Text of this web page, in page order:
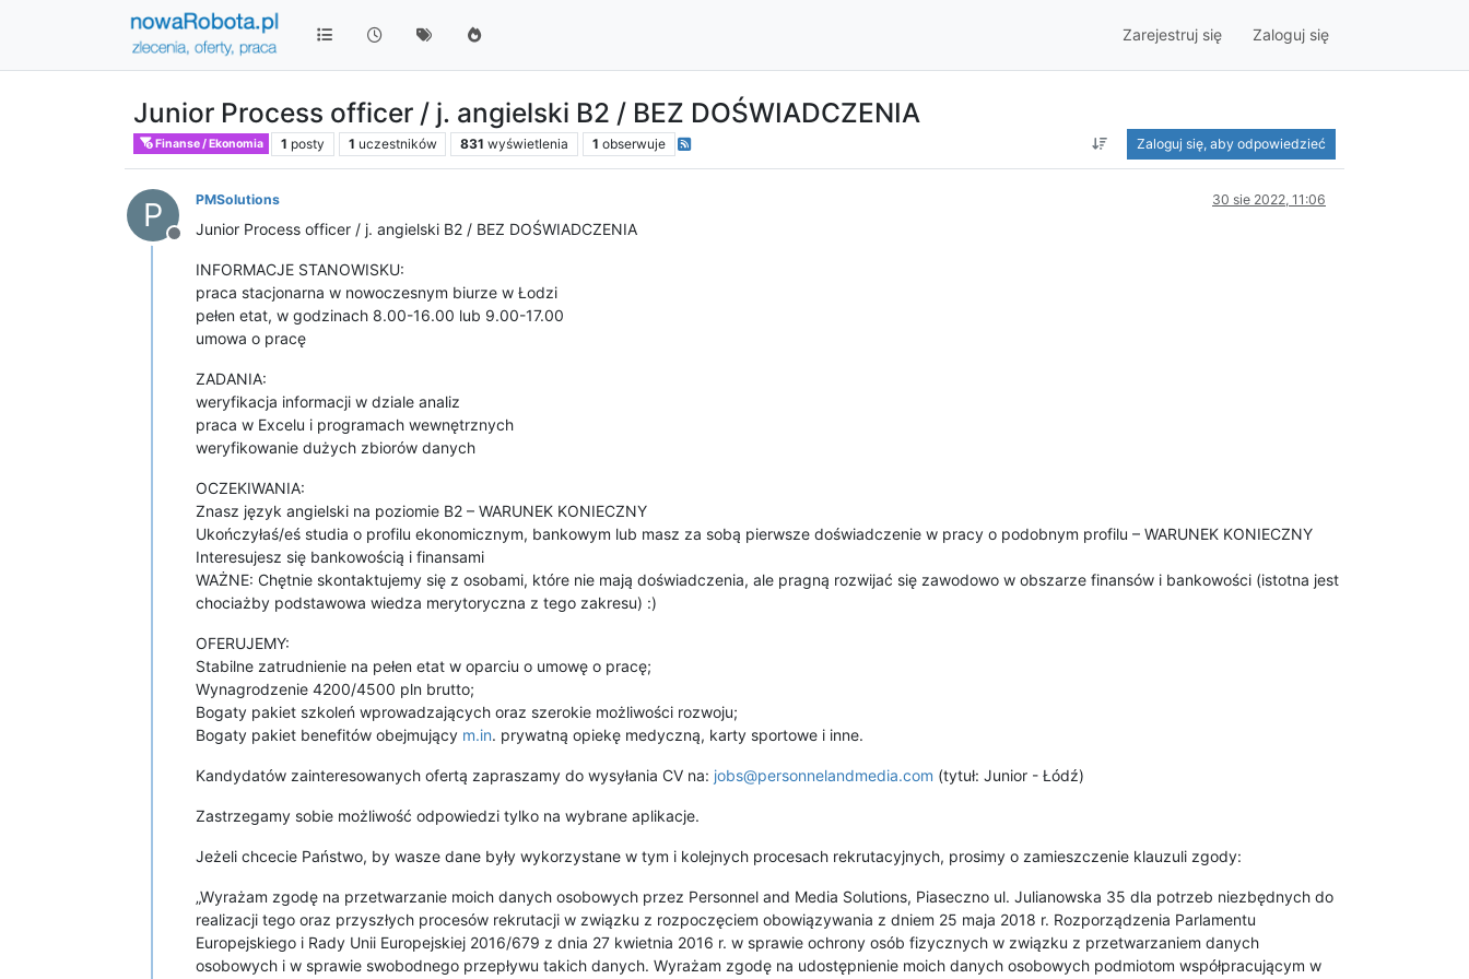
Zarejestruj się Zaloguj się
Junior Process officer / j. angielski B2 / BEZ DOŚWIADCZENIA
Finanse / Ekonomia 1 posty 1 uczestników 831 wyświetlenia 1 obserwuje Zaloguj się, aby odpowiedzieć
P
Niedostępny
PMSolutions 30 sie 2022, 11:06
Junior Process officer / j. angielski B2 / BEZ DOŚWIADCZENIA
INFORMACJE STANOWISKU:
praca stacjonarna w nowoczesnym biurze w Łodzi
pełen etat, w godzinach 8.00-16.00 lub 9.00-17.00
umowa o pracę
ZADANIA:
weryfikacja informacji w dziale analiz
praca w Excelu i programach wewnętrznych
weryfikowanie dużych zbiorów danych
OCZEKIWANIA:
Znasz język angielski na poziomie B2 – WARUNEK KONIECZNY
Ukończyłaś/eś studia o profilu ekonomicznym, bankowym lub masz za sobą pierwsze doświadczenie w pracy o podobnym profilu – WARUNEK KONIECZNY
Interesujesz się bankowością i finansami
WAŻNE: Chętnie skontaktujemy się z osobami, które nie mają doświadczenia, ale pragną rozwijać się zawodowo w obszarze finansów i bankowości (istotna jest
chociażby podstawowa wiedza merytoryczna z tego zakresu) :)
OFERUJEMY:
Stabilne zatrudnienie na pełen etat w oparciu o umowę o pracę;
Wynagrodzenie 4200/4500 pln brutto;
Bogaty pakiet szkoleń wprowadzających oraz szerokie możliwości rozwoju;
Bogaty pakiet benefitów obejmujący m.in. prywatną opiekę medyczną, karty sportowe i inne.
Kandydatów zainteresowanych ofertą zapraszamy do wysyłania CV na: jobs@personnelandmedia.com (tytuł: Junior - Łódź)
Zastrzegamy sobie możliwość odpowiedzi tylko na wybrane aplikacje.
Jeżeli chcecie Państwo, by wasze dane były wykorzystane w tym i kolejnych procesach rekrutacyjnych, prosimy o zamieszczenie klauzuli zgody:
„Wyrażam zgodę na przetwarzanie moich danych osobowych przez Personnel and Media Solutions, Piaseczno ul. Julianowska 35 dla potrzeb niezbędnych do
realizacji tego oraz przyszłych procesów rekrutacji w związku z rozpoczęciem obowiązywania z dniem 25 maja 2018 r. Rozporządzenia Parlamentu
Europejskiego i Rady Unii Europejskiej 2016/679 z dnia 27 kwietnia 2016 r. w sprawie ochrony osób fizycznych w związku z przetwarzaniem danych
osobowych i w sprawie swobodnego przepływu takich danych. Wyrażam zgodę na udostępnienie moich danych osobowych podmiotom współpracującym w